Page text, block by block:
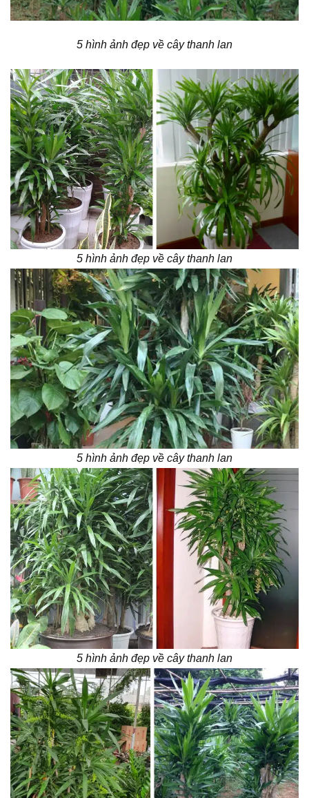
5 hình ảnh đẹp về cây thanh lan
5 hình ảnh đẹp về cây thanh lan
5 hình ảnh đẹp về cây thanh lan
5 hình ảnh đẹp về cây thanh lan